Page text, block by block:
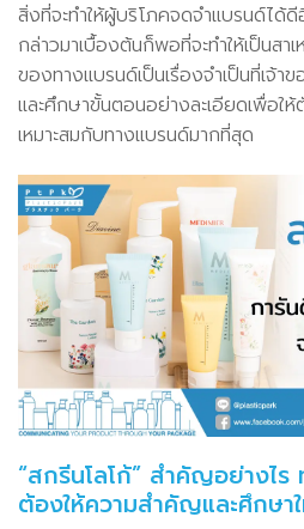
สิ่งที่จะทำให้ผู้บริโภคจดจำแบรนด์ไ
กล่าวมาเบื้องต้นก็พอที่จะทำให้เป็นสา
ของทางแบรนด์เป็นเรื่องจำเป็นที่เจ้า
และศึกษาขั้นตอนอย่างละเอียดเพื่อ
เหมาะสมกับทางแบรนด์มากที่สุด
“สกรีนโลโก้” สำคัญอย่างไร
ต้องให้ความสำคัญและศึกษา